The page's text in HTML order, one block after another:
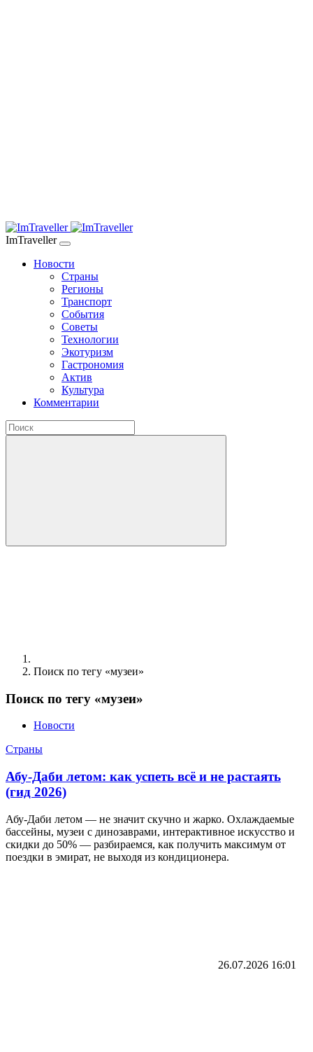
ImTraveller
Новости
Страны
Регионы
Транспорт
События
Советы
Технологии
Экотуризм
Гастрономия
Актив
Культура
Комментарии
Поиск по тегу «музеи»
Поиск по тегу «музеи»
Новости
Страны
Абу-Даби летом: как успеть всё и не растаять
(гид 2026)
Абу-Даби летом — не значит скучно и жарко. Охлаждаемые
бассейны, музеи с динозаврами, интерактивное искусство и
скидки до 50% — разбираемся, как получить максимум от
поездки в эмират, не выходя из кондиционера.
26.07.2026 16:01